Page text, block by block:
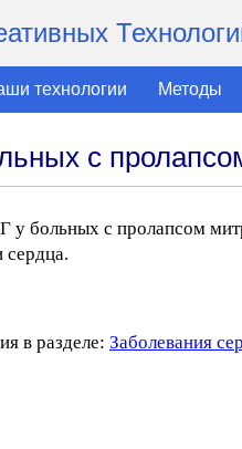
технологии Методы
с
больных с пролапсом
сердца.
в разделе: Заболевания